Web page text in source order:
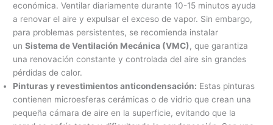
económica. Ventilar diariamente durante 10-15 minutos ayuda
a renovar el aire y expulsar el exceso de vapor. Sin embargo,
para problemas persistentes, se recomienda instalar
unSistema de Ventilación Mecánica (VMC), que garantiza
una renovación constante y controlada del aire sin grandes
pérdidas de calor.
Pinturas y revestimientos anticondensación: Estas pinturas
contienen microesferas cerámicas o de vidrio que crean una
pequeña cámara de aire en la superficie, evitando que la